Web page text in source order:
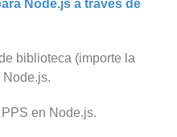
Node.js a través de
biblioteca (importe la
Node.js.
en Node.js.